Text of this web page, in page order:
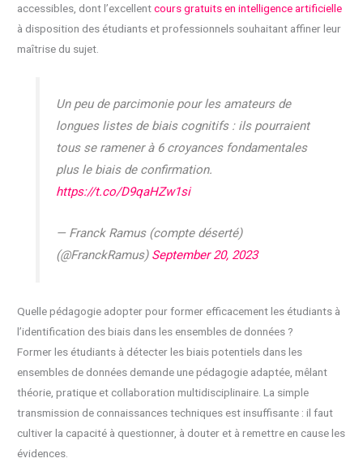
accessibles, dont l’excellentcours gratuits en intelligence artificielle
à disposition des étudiants et professionnels souhaitant affiner leur
maîtrise du sujet.
Un peu de parcimonie pour les amateurs de
longues listes de biais cognitifs : ils pourraient
tous se ramener à 6 croyances fondamentales
plus le biais de confirmation.
https://t.co/D9qaHZw1si
— Franck Ramus (compte déserté)
(@FranckRamus) September 20, 2023
Quelle pédagogie adopter pour former efficacement les étudiants à
l’identification des biais dans les ensembles de données ?
Former les étudiants à détecter les biais potentiels dans les
ensembles de données demande une pédagogie adaptée, mêlant
théorie, pratique et collaboration multidisciplinaire. La simple
transmission de connaissances techniques est insuffisante : il faut
cultiver la capacité à questionner, à douter et à remettre en cause les
évidences.